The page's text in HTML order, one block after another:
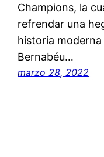
Champions, la
refrendar una
historia moderna
Bernabéu…
marzo 28, 2022